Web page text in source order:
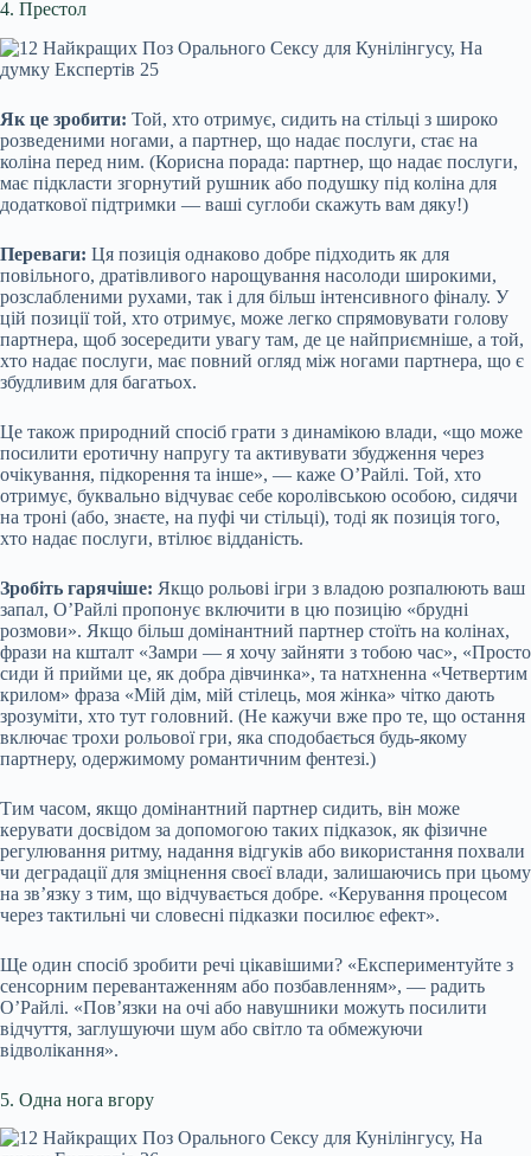
4. Престол
Як це зробити: Той, хто отримує, сидить на стільці з широко
розведеними ногами, а партнер, що надає послуги, стає на
коліна перед ним. (Корисна порада: партнер, що надає послуги,
має підкласти згорнутий рушник або подушку під коліна для
додаткової підтримки — ваші суглоби скажуть вам дяку!)
Переваги: Ця позиція однаково добре підходить як для
повільного, дратівливого нарощування насолоди широкими,
розслабленими рухами, так і для більш інтенсивного фіналу. У
цій позиції той, хто отримує, може легко спрямовувати голову
партнера, щоб зосередити увагу там, де це найприємніше, а той,
хто надає послуги, має повний огляд між ногами партнера, що є
збудливим для багатьох.
Це також природний спосіб грати з динамікою влади, «що може
посилити еротичну напругу та активувати збудження через
очікування, підкорення та інше», — каже О’Райлі. Той, хто
отримує, буквально відчуває себе королівською особою, сидячи
на троні (або, знаєте, на пуфі чи стільці), тоді як позиція того,
хто надає послуги, втілює відданість.
Зробіть гарячіше: Якщо рольові ігри з владою розпалюють ваш
запал, О’Райлі пропонує включити в цю позицію «брудні
розмови». Якщо більш домінантний партнер стоїть на колінах,
фрази на кшталт «Замри — я хочу зайняти з тобою час», «Просто
сиди й прийми це, як добра дівчинка», та натхненна «Четвертим
крилом» фраза «Мій дім, мій стілець, моя жінка» чітко дають
зрозуміти, хто тут головний. (Не кажучи вже про те, що остання
включає трохи рольової гри, яка сподобається будь-якому
партнеру, одержимому романтичним фентезі.)
Тим часом, якщо домінантний партнер сидить, він може
керувати досвідом за допомогою таких підказок, як фізичне
регулювання ритму, надання відгуків або використання похвали
чи деградації для зміцнення своєї влади, залишаючись при цьому
на зв’язку з тим, що відчувається добре. «Керування процесом
через тактильні чи словесні підказки посилює ефект».
Ще один спосіб зробити речі цікавішими? «Експериментуйте з
сенсорним перевантаженням або позбавленням», — радить
О’Райлі. «Пов’язки на очі або навушники можуть посилити
відчуття, заглушуючи шум або світло та обмежуючи
відволікання».
5. Одна нога вгору